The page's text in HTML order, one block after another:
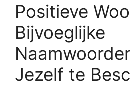
Positieve
Bijvoeglijke
Jezelf te